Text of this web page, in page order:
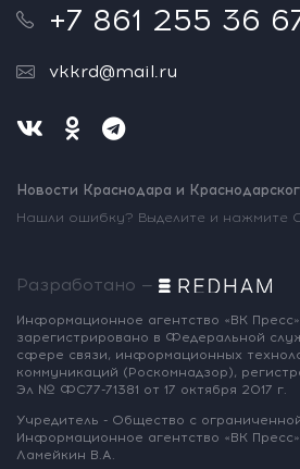
+7 861 255 36
vkkrd@mail.ru
Новости Краснодара и
Нашли ошибку? Выделите и нажмите
Разработано —
Информационное агентство «ВК Пресс»
зарегистрировано в Федеральной
сфере связи, информационных
коммуникаций (Роскомнадзор),
Эл № ФС77-71381 от 17 октября 2017 г.
Учредитель - Общество с
Информационное агентство «ВК
Ламейкин В.А.